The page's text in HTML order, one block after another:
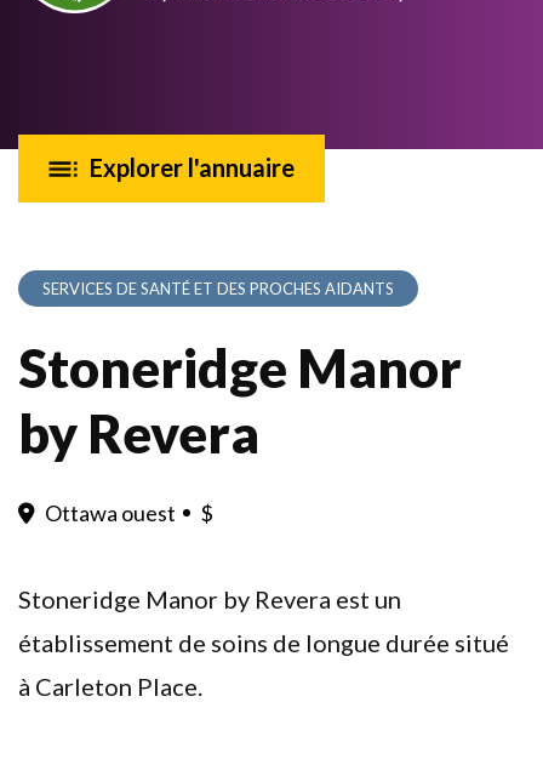
Explorer l'annuaire
SERVICES DE SANTÉ ET DES PROCHES AIDANTS
Stoneridge Manor
by Revera
Ottawa ouest $
Stoneridge Manor by Revera est un
établissement de soins de longue durée situé
à Carleton Place.